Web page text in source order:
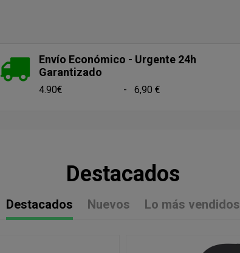
Envío Económico - Urgente 24h
Garantizado
4.90€ - 6,90 €
Destacados
Destacados Nuevos Lo más vendidos